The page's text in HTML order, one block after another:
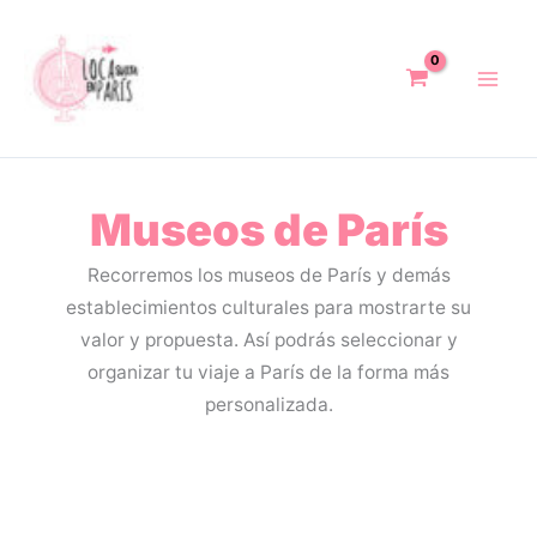
contenido
Museos de París
Recorremos los museos de París y demás
establecimientos culturales para mostrarte su
valor y propuesta. Así podrás seleccionar y
organizar tu viaje a París de la forma más
personalizada.